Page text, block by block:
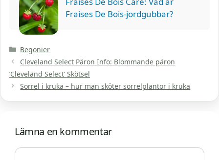
Fraises De Bois-jordgubbar?
Kategorier
Begonier
Cleveland Select Päron Info: Blommande päron
’Cleveland Select’ Skötsel
Sorrel i kruka – hur man sköter sorrelplantor i kruka
Lämna en kommentar
Kommentar